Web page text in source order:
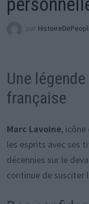
par
Une
française
Marc Lavoine, icône
les esprits avec ses
décennies sur le
continue de susciter